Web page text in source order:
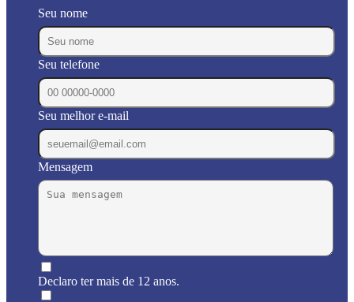
Seu nome
Seu telefone
Seu melhor e-mail
Mensagem
Declaro ter mais de 12 anos.